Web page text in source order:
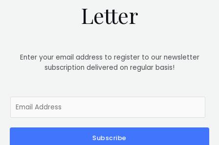
Letter
Enter your email address to register to our newsletter
subscription delivered on regular basis!
m
i
Subscribe